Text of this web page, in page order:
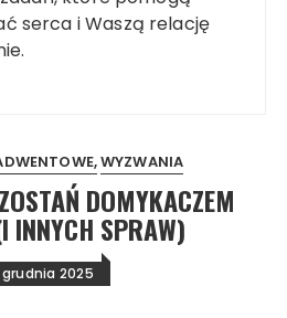
serca i Waszą relację
WYZWANIA
DOMYKACZEM
INNYCH SPRAW)
grudnia 2025